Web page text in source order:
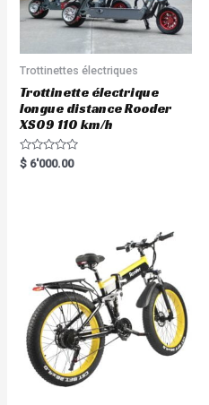
Trottinettes électriques
Trottinette électrique
longue distance Rooder
XS09 110 km/h
R
a
$ 6'000.00